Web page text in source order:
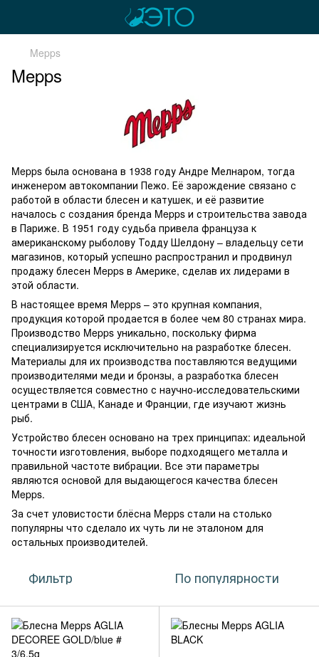
Mepps
Mepps
Mepps была основана в 1938 году Андре Мелнаром, тогда
инженером автокомпании Пежо. Её зарождение связано с
работой в области блесен и катушек, и её развитие
началось с создания бренда Mepps и строительства завода
в Париже. В 1951 году судьба привела француза к
американскому рыболову Тодду Шелдону – владельцу сети
магазинов, который успешно распространил и продвинул
продажу блесен Mepps в Америке, сделав их лидерами в
этой области.
В настоящее время Mepps – это крупная компания,
продукция которой продается в более чем 80 странах мира.
Производство Mepps уникально, поскольку фирма
специализируется исключительно на разработке блесен.
Материалы для их производства поставляются ведущими
производителями меди и бронзы, а разработка блесен
осуществляется совместно с научно-исследовательскими
центрами в США, Канаде и Франции, где изучают жизнь
рыб.
Устройство блесен основано на трех принципах: идеальной
точности изготовления, выборе подходящего металла и
правильной частоте вибрации. Все эти параметры
являются основой для выдающегося качества блесен
Mepps.
За счет уловистости блёсна Mepps стали на столько
популярны что сделало их чуть ли не эталоном для
остальных производителей.
Фильтр По популярности